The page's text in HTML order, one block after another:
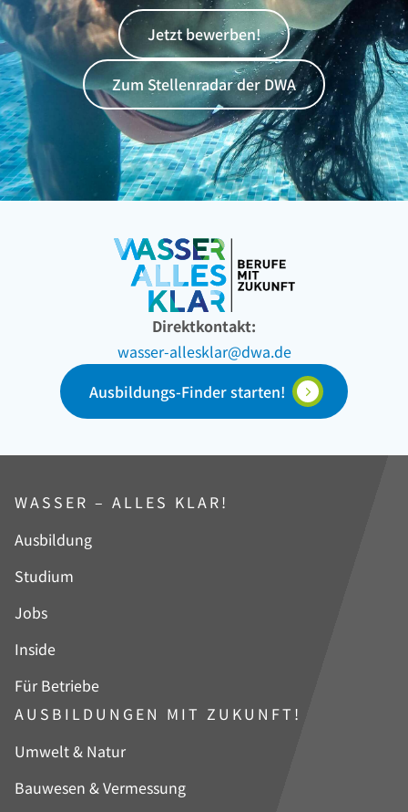
Jetzt bewerben!
Zum Stellenradar der DWA
Direktkontakt:
wasser-allesklar@dwa.de
Ausbildungs-Finder starten!
WASSER – ALLES KLAR!
Navigation
Ausbildung
Studium
Jobs
Inside
Für Betriebe
AUSBILDUNGEN MIT ZUKUNFT!
Navigation
Umwelt & Natur
Bauwesen & Vermessung